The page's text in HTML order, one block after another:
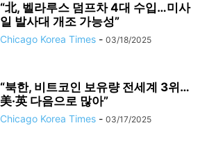
“北, 벨라루스 덤프차 4대 수입…미사
일 발사대 개조 가능성”
Chicago Korea Times - 03/18/2025
“북한, 비트코인 보유량 전세계 3위…
美·英 다음으로 많아”
Chicago Korea Times - 03/17/2025